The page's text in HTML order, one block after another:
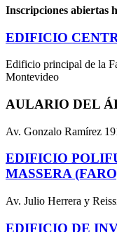
Inscripciones abiertas
EDIFICIO
Edificio principal de la
Montevideo
AULARIO DEL
Av. Gonzalo Ramírez
EDIFICIO
MASSERA
Av. Julio Herrera y
EDIFICIO DE